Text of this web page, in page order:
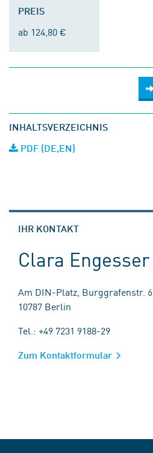
PREIS
ab 124,80 €
INHALTSVERZEICHNIS
PDF (DE,EN)
IHR KONTAKT
Clara Engesser
Am DIN-Platz, Burggrafenstr. 6
10787 Berlin
Tel.: +49 7231 9188-29
Zum Kontaktformular